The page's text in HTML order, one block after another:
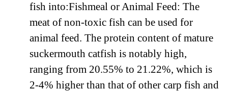
fish into:Fishmeal or Animal Feed: The
meat of non-toxic fish can be used for
animal feed. The protein content of mature
suckermouth catfish is notably high,
ranging from 20.55% to 21.22%, which is
2-4% higher than that of other carp fish and